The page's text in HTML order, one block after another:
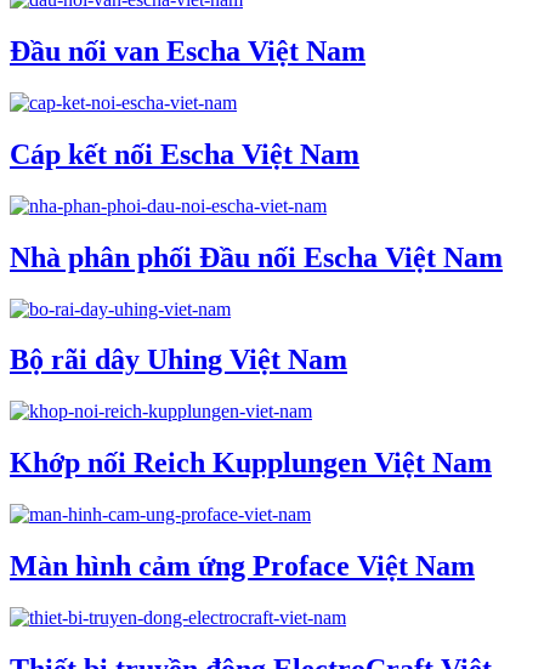
Đầu nối van Escha Việt Nam
Cáp kết nối Escha Việt Nam
Nhà phân phối Đầu nối Escha Việt Nam
Bộ rãi dây Uhing Việt Nam
Khớp nối Reich Kupplungen Việt Nam
Màn hình cảm ứng Proface Việt Nam